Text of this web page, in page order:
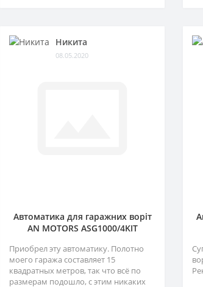
Никита
08.05.2020
Автоматика для гаражних воріт
AN MOTORS ASG1000/4KIT
Приобрел эту автоматику. Полотно
моего гаража составляет 15
квадратных метров, так что всё по
размерам подошло, с этим никаких